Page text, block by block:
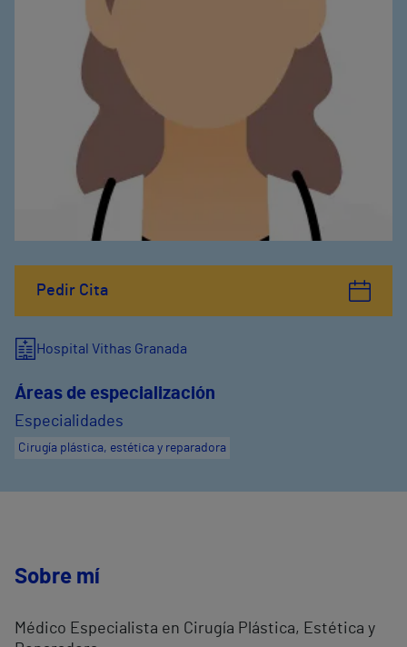
Pedir Cita
Hospital Vithas Granada
Áreas de especialización
Especialidades
Cirugía plástica, estética y reparadora
Sobre mí
Médico Especialista en Cirugía Plástica, Estética y